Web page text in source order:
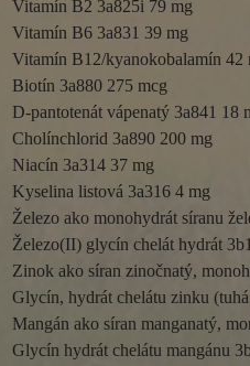
Vitamín B2 3a825i 79 mg
Vitamín B6 3a831 39 mg
Vitamín B12/kyanokobalamín 42
Biotín 3a880 275 mcg
D-pantotenát vápenatý 3a841 18
Cholínchlorid 3a890 200 mg
Niacín 3a314 37 mg
Kyselina listová 3a316 4 mg
Železo ako monohydrát síranu
Železo(II) glycín chelát hydrát
Zinok ako síran zinočnatý,
Glycín, hydrát chelátu zinku
Mangán ako síran manganatý,
Glycín hydrát chelátu mangánu